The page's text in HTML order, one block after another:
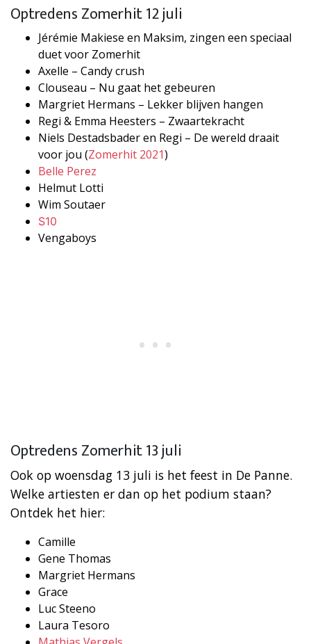
Optredens Zomerhit 12 juli
Jérémie Makiese en Maksim, zingen een speciaal
duet voor Zomerhit
Axelle – Candy crush
Clouseau – Nu gaat het gebeuren
Margriet Hermans – Lekker blijven hangen
Regi & Emma Heesters – Zwaartekracht
Niels Destadsbader en Regi – De wereld draait
voor jou (Zomerhit 2021)
Belle Perez
Helmut Lotti
Wim Soutaer
S10
Vengaboys
Optredens Zomerhit 13 juli
Ook op woensdag 13 juli is het feest in De Panne.
Welke artiesten er dan op het podium staan?
Ontdek het hier:
Camille
Gene Thomas
Margriet Hermans
Grace
Luc Steeno
Laura Tesoro